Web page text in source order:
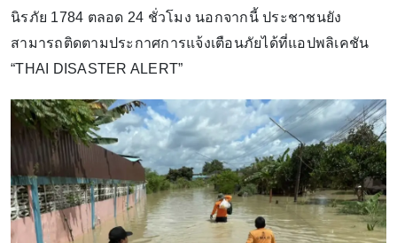
นิรภัย 1784 ตลอด 24 ชั่วโมง นอกจากนี้ ประชาชนยัง
สามารถติดตามประกาศการแจ้งเตือนภัยได้ที่แอปพลิเคชัน
“THAI DISASTER ALERT”